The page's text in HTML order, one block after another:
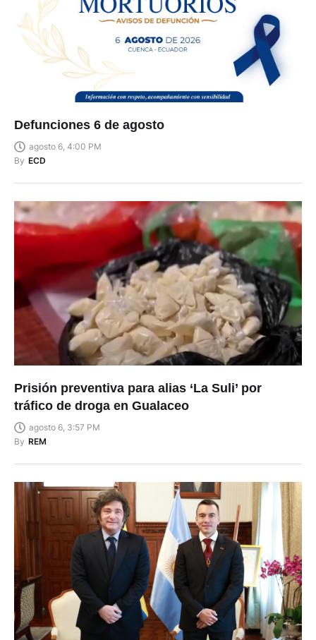
Defunciones 6 de agosto
agosto 6, 4:00 PM
By ECD
Prisión preventiva para alias ‘La Suli’ por
tráfico de droga en Gualaceo
agosto 6, 3:57 PM
By REM